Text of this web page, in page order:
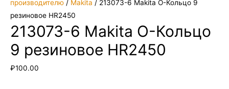
производителю / Makita / 213073-6 Makita О-Кольцо 9
резиновое HR2450
213073-6 Makita О-Кольцо
9 резиновое HR2450
₽100.00